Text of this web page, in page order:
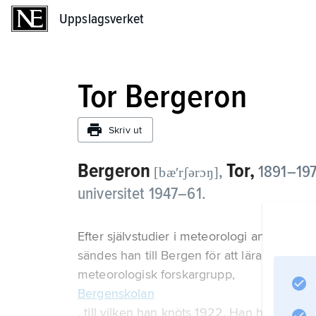
Uppslagsverket
Tor Bergeron
Skriv ut
Bergeron [bæʹrʃərɔŋ],Tor,
universitet 1947–61.
Efter självstudier i meteorologi anställdes
sändes han till Bergen för att lära känna
meteorologisk forskargrupp,
Bergenskolan
, till vilken han knöts 1922. Han hade